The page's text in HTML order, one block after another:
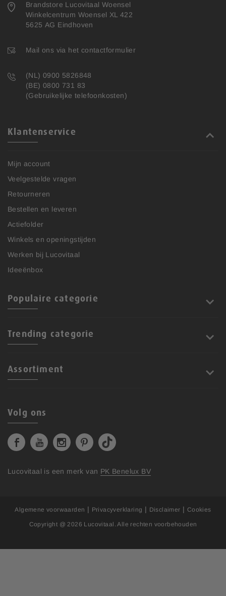
Brandstore Lucovitaal Woensel
Winkelcentrum Woensel XL 422
5625 AG Eindhoven
Mail ons via het contactformulier
(NL) 0900 5826848
(BE) 0800 731 83
(Gebruikelijke telefoonkosten)
Klantenservice
Mijn account
Veelgestelde vragen
Retourneren
Bestellen en leveren
Actiefolder
Winkels en openingstijden
Werken bij Lucovitaal
Ideeënbox
Populaire categorie
Trending categorie
Assortiment
Volg ons
Lucovitaal is een merk van PK Benelux BV
Copyright @ 2026 Lucovitaal . Alle rechten voorbehouden
Algemene voorwaarden | Privacyverklaring | Disclaimer | Cookies